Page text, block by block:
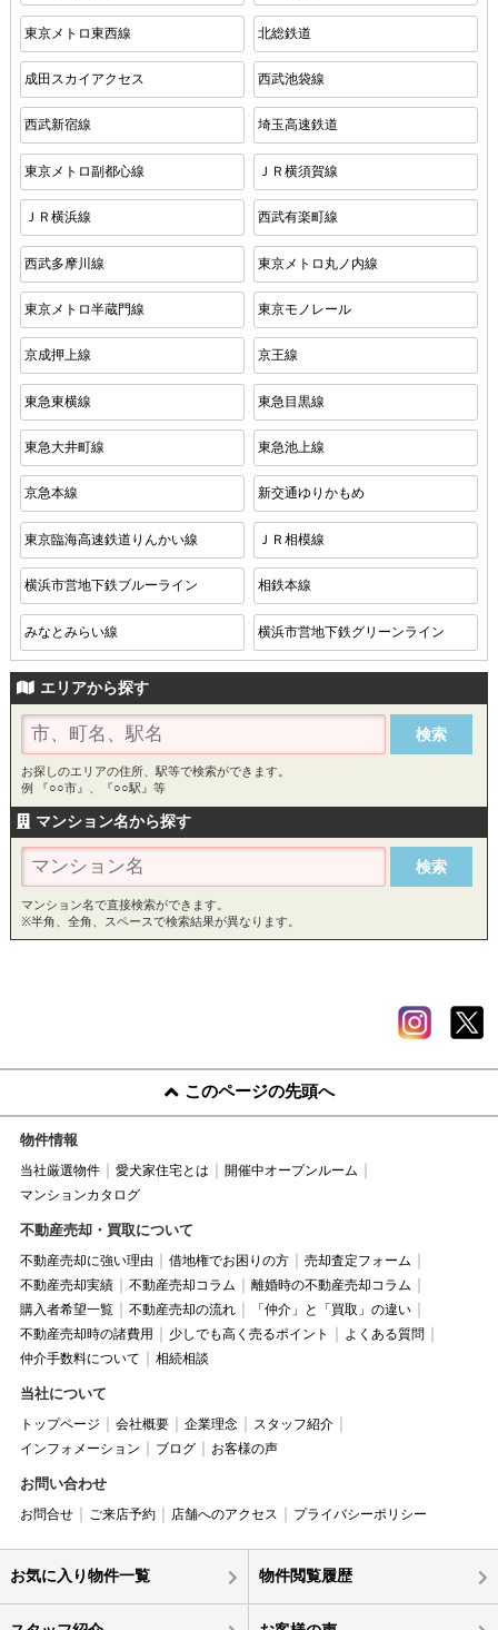
東京メトロ東西線 北総鉄道
成田スカイアクセス 西武池袋線
西武新宿線 埼玉高速鉄道
東京メトロ副都心線 ＪＲ横須賀線
ＪＲ横浜線 西武有楽町線
西武多摩川線 東京メトロ丸ノ内線
東京メトロ半蔵門線 東京モノレール
京成押上線 京王線
東急東横線 東急目黒線
東急大井町線 東急池上線
京急本線 新交通ゆりかもめ
東京臨海高速鉄道りんかい線 ＪＲ相模線
横浜市営地下鉄ブルーライン 相鉄本線
みなとみらい線 横浜市営地下鉄グリーンライン
エリアから探す
お探しのエリアの住所、駅等で検索ができます。
例 『○○市』、『○○駅』等
マンション名から探す
マンション名で直接検索ができます。
※半角、全角、スペースで検索結果が異なります。
このページの先頭へ
物件情報
当社厳選物件 愛犬家住宅とは
開催中オープンルーム
マンションカタログ
不動産売却・買取について
不動産売却に強い理由 借地権でお困りの方
売却査定フォーム
不動産売却実績
不動産売却コラム
離婚時の不動産売却コラム
購入者希望一覧
不動産売却の流れ
「仲介」と「買取」の違い
不動産売却時の諸費用
少しでも高く売るポイント
よくある質問
仲介手数料について
相続相談
当社について
トップページ 会社概要 企業理念
スタッフ紹介
インフォメーション
ブログ お客様の声
お問い合わせ
お問合せ ご来店予約 店舗へのアクセス プライバシーポリシー
お気に入り物件一覧 物件閲覧履歴